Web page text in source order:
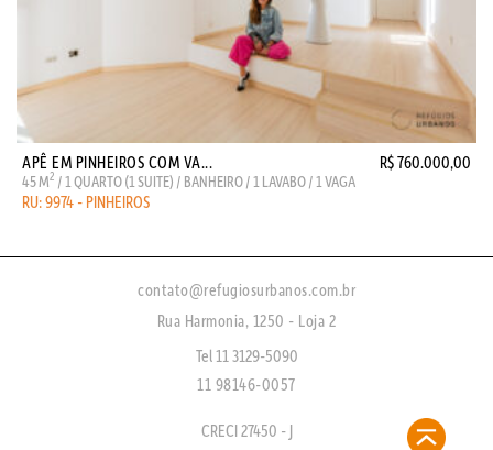
APÊ EM PINHEIROS COM VA... R$ 760.000,00
45 M2 / 1 QUARTO (1 SUITE) / BANHEIRO / 1 LAVABO / 1 VAGA
RU: 9974 - PINHEIROS
contato@refugiosurbanos.com.br
Rua Harmonia, 1250 - Loja 2
Tel 11 3129-5090
11 98146-0057
CRECI 27450 - J